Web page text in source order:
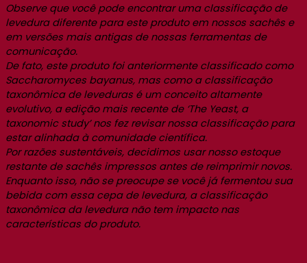
Observe que você pode encontrar uma classificação de
levedura diferente para este produto em nossos sachês e
em versões mais antigas de nossas ferramentas de
comunicação.
De fato, este produto foi anteriormente classificado como
Saccharomyces bayanus, mas como a classificação
taxonômica de leveduras é um conceito altamente
evolutivo, a edição mais recente de ‘The Yeast, a
taxonomic study’ nos fez revisar nossa classificação para
estar alinhada à comunidade científica.
Por razões sustentáveis, decidimos usar nosso estoque
restante de sachês impressos antes de reimprimir novos.
Enquanto isso, não se preocupe se você já fermentou sua
bebida com essa cepa de levedura, a classificação
taxonômica da levedura não tem impacto nas
características do produto.